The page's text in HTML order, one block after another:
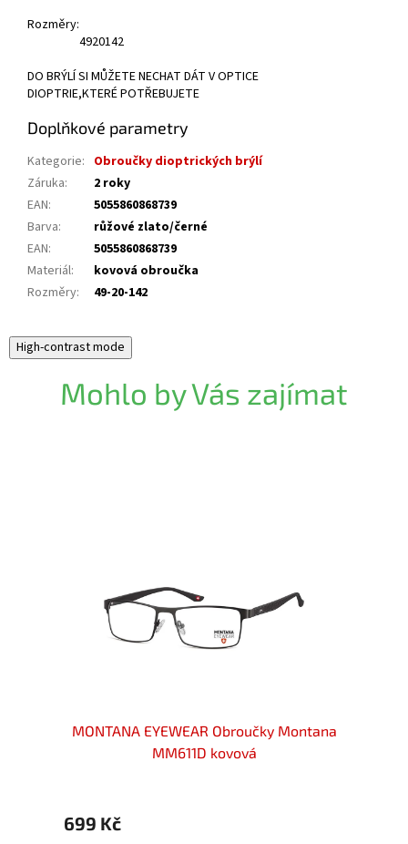
Rozměry:
4920142
DO BRÝLÍ SI MŮŽETE NECHAT DÁT V OPTICE
DIOPTRIE,KTERÉ POTŘEBUJETE
Doplňkové parametry
Kategorie: Obroučky dioptrických brýlí
Záruka:
2 roky
EAN:
5055860868739
Barva:
růžové zlato/černé
EAN:
5055860868739
Materiál:
kovová obroučka
Rozměry: 49-20-142
High-contrast mode
Mohlo by Vás zajímat
MONTANA EYEWEAR Obroučky Montana
MM611D kovová
699 Kč